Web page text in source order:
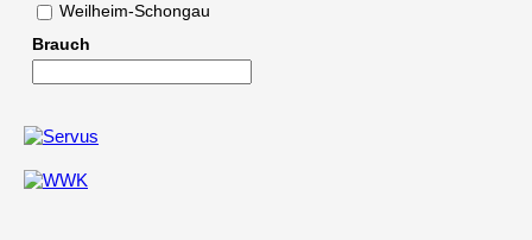
Weilheim-Schongau
Brauch